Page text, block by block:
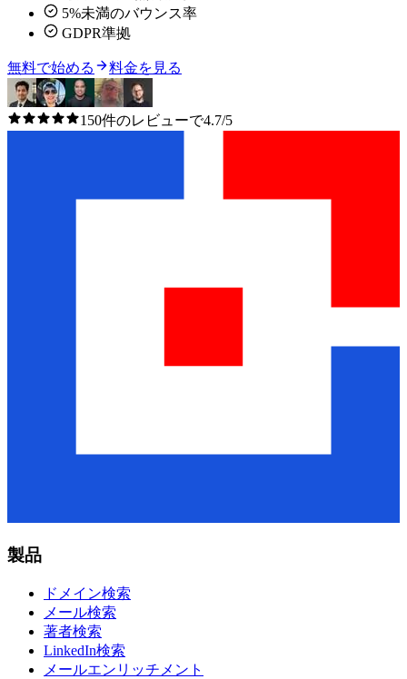
5%未満のバウンス率
GDPR準拠
無料で始める 料金を見る
150件のレビューで4.7/5
製品
ドメイン検索
メール検索
著者検索
LinkedIn検索
メールエンリッチメント